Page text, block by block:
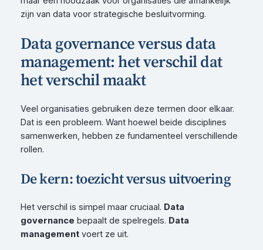
zijn van data voor strategische besluitvorming.
Data governance versus data
management: het verschil dat
het verschil maakt
Veel organisaties gebruiken deze termen door elkaar.
Dat is een probleem. Want hoewel beide disciplines
samenwerken, hebben ze fundamenteel verschillende
rollen.
De kern: toezicht versus uitvoering
Het verschil is simpel maar cruciaal. Data
governance bepaalt de spelregels. Data
managementvoert ze uit.